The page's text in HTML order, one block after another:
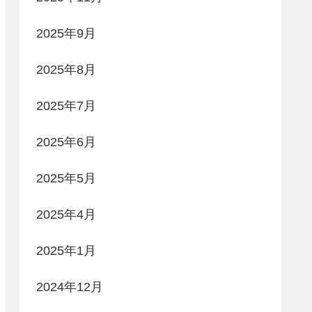
2025年9月
2025年8月
2025年7月
2025年6月
2025年5月
2025年4月
2025年1月
2024年12月